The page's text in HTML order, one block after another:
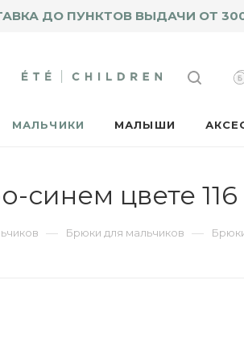
ДО ПУНКТОВ ВЫДАЧИ ОТ
МАЛЬЧИКИ МАЛЫШИ
синем цвете
— Брюки для мальчиков —